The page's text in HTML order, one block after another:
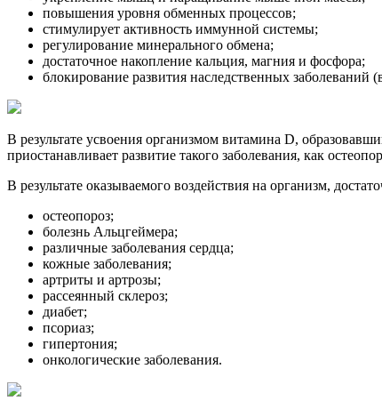
повышения уровня обменных процессов;
стимулирует активность иммунной системы;
регулирование минерального обмена;
достаточное накопление кальция, магния и фосфора;
блокирование развития наследственных
В результате усвоения организмом витамина D,
приостанавливает развитие такого заболевания, как
В результате оказываемого воздействия на организм,
остеопороз;
болезнь Альцгеймера;
различные заболевания сердца;
кожные заболевания;
артриты и артрозы;
рассеянный склероз;
диабет;
псориаз;
гипертония;
онкологические заболевания.